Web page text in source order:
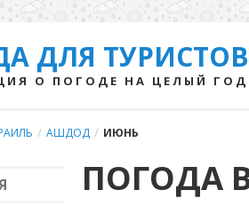
ДЛЯ ТУРИСТОВ
О ПОГОДЕ НА ЦЕЛЫЙ ГОД
/ АШДОД / ИЮНЬ
ПОГОДА